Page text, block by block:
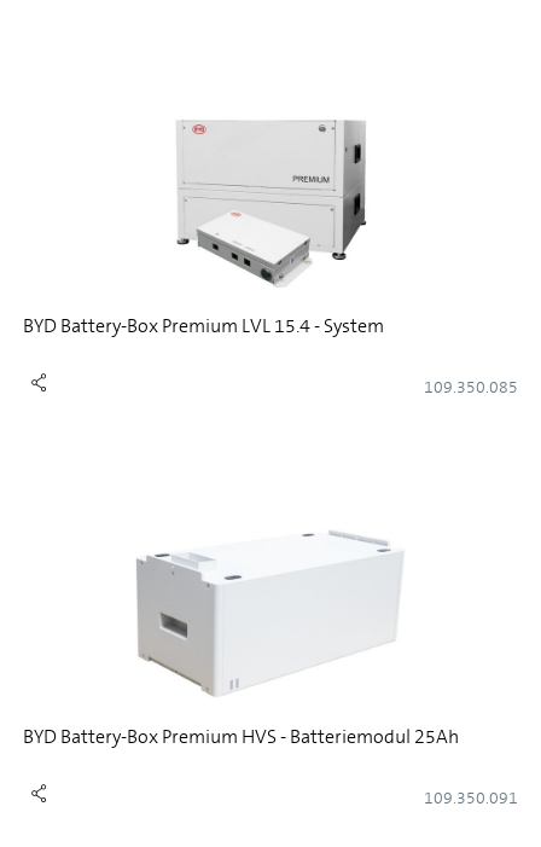
BYD Battery-Box Premium LVL 15.4 - System
109.350.085
BYD Battery-Box Premium HVS - Batteriemodul 25Ah
109.350.091